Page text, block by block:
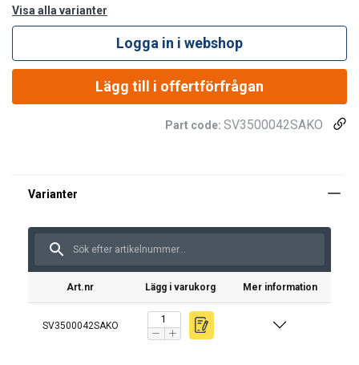
Visa alla varianter
Logga in i webshop
Lägg till i offertförfrågan
Part code: SV3500042SAKO
Art.nr Lägg i varukorg Mer information
SV3500042SAKO